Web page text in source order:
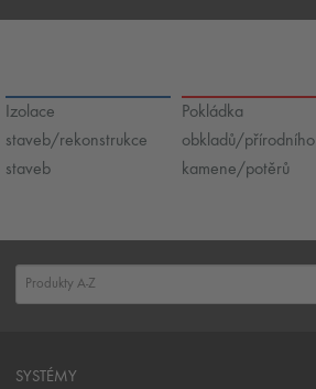
Izolace
staveb/rekonstrukce
staveb
Pokládka
obkladů/přírodního
kamene/potěrů
SYSTÉMY